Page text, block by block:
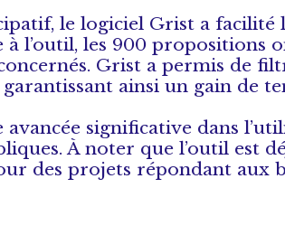
le logiciel Grist a facilité
l’outil, les 900 propositions
Grist a permis de
ainsi un gain de
significative dans
À noter que l’outil est
des projets répondant aux